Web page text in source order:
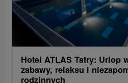
Hotel ATLAS Tatry: Urlop
zabawy, relaksu i
rodzinnych